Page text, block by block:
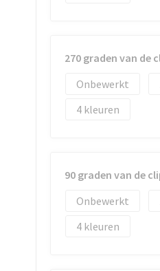
270 graden van de
Onbewerkt
4
90 graden van de
Onbewerkt
4